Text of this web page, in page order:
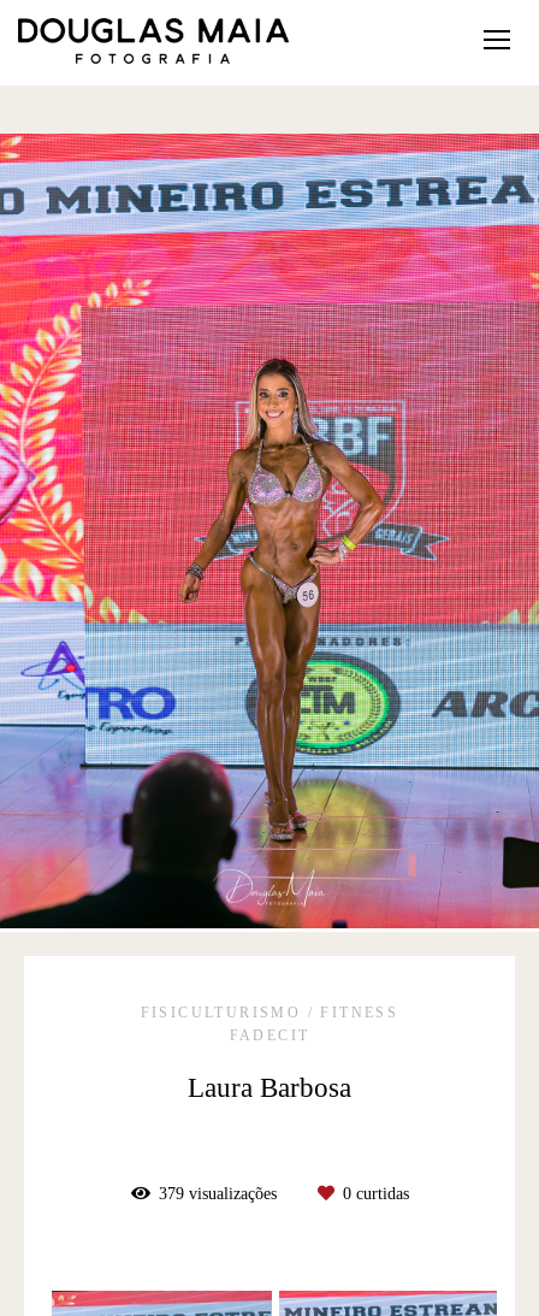
FISICULTURISMO / FITNESS
FADECIT
Laura Barbosa
379visualizações 0curtidas